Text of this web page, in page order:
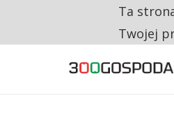
Ta
Twojej